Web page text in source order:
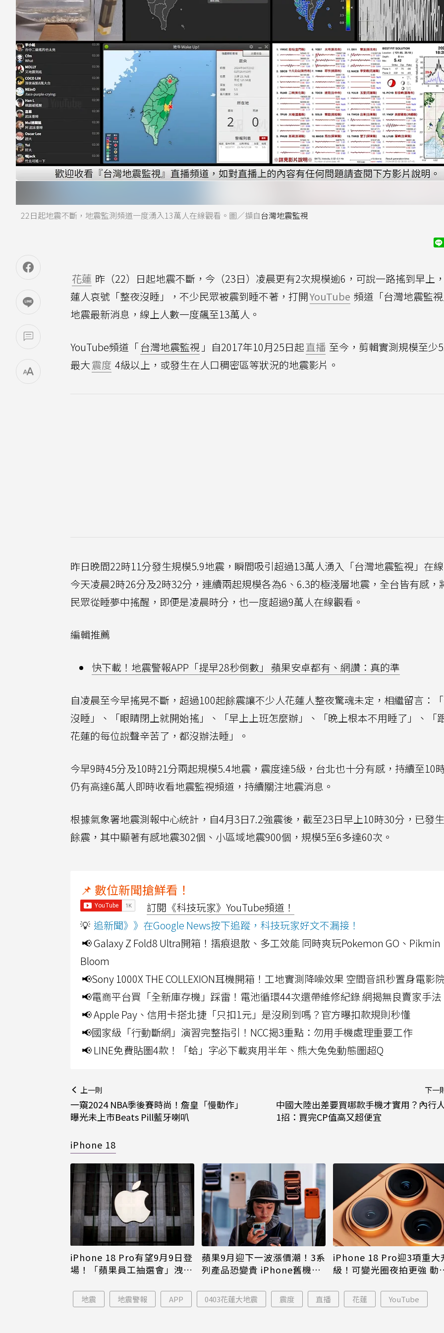
22日起地震不斷，地震監測頻道一度湧入13萬人在線觀看。圖／擷自台灣地震監視
花蓮 昨（22）日起地震不斷，今（23日）凌晨更有2次規模逾6，可說一路搖到早上
蓮人哀號「整夜沒睡」，不少民眾被震到睡不著，打開YouTube 頻道「台灣地震監
地震最新消息，線上人數一度飆至13萬人。
YouTube頻道「台灣地震監視 」自2017年10月25日起直播 至今，剪輯實測規模至少
最大震度 4級以上，或發生在人口稠密區等狀況的地震影片。
昨日晚間22時11分發生規模5.9地震，瞬間吸引超過13萬人湧入「台灣地震監視」在線
今天凌晨2時26分及2時32分，連續兩起規模各為6、6.3的極淺層地震，全台皆有感，
民眾從睡夢中搖醒，即便是凌晨時分，也一度超過9萬人在線觀看。
編輯推薦
快下載！地震警報APP「提早28秒倒數」 蘋果安卓都有、網讚：真的準
自凌晨至今早搖晃不斷，超過100起餘震讓不少人花蓮人整夜驚魂未定，相繼留言：
沒睡」、「眼睛閉上就開始搖」、「早上上班怎麼辦」、「晚上根本不用睡了」、「
花蓮的每位說聲辛苦了，都沒辦法睡」。
今早9時45分及10時21分兩起規模5.4地震，震度達5級，台北也十分有感，持續至10
仍有高達6萬人即時收看地震監視頻道，持續關注地震消息。
根據氣象署地震測報中心統計，自4月3日7.2強震後，截至23日早上10時30分，已發
餘震，其中顯著有感地震302個、小區域地震900個，規模5至6多達60次。
📌 數位新聞搶鮮看！
訂閱《科技玩家》YouTube頻道！
💡 追新聞》》在Google News按下追蹤，科技玩家好文不漏接！
📢 Galaxy Z Fold8 Ultra開箱！摺痕退散、多工效能 同時爽玩Pokemon GO、Pikmin
Bloom
📢Sony 1000X THE COLLEXION耳機開箱！工地實測降噪效果 空間音訊秒置身電影
📢電商平台買「全新庫存機」踩雷！電池循環44次還帶維修紀錄 網揭無良賣家手法
📢 Apple Pay、信用卡搭北捷「只扣1元」是沒刷到嗎？官方曝扣款規則秒懂
📢國家級「行動斷網」演習完整指引！NCC揭3重點：勿用手機處理重要工作
📢 LINE免費貼圖4款！「蛤」字必下載爽用半年、熊大兔兔動態圖超Q
上一則
一窺2024 NBA季後賽時尚！詹皇「慢動作」
曝光未上市Beats Pill藍牙喇叭
下一
中國大陸出差要買哪款手機才實用？內行
1招：買完CP值高又超便宜
iPhone 18
iPhone 18 Pro有望9月9日登
場！「蘋果員工抽選會」洩端
蘋果9月迎下一波漲價潮！3系
列產品恐變貴 iPhone舊機難
iPhone 18 Pro迎3項重大
級！可變光圈夜拍更強 動
地震 地震警報 APP 0403花蓮大地震 震度 直播 花蓮 YouTube